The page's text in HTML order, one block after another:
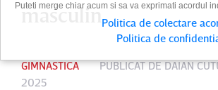
masculin
GIMNASTICA PUBLICAT DEDAIAN
2025
Puteti merge chiar acum si sa va exprimati acordul
Politica de colectare
Politica de